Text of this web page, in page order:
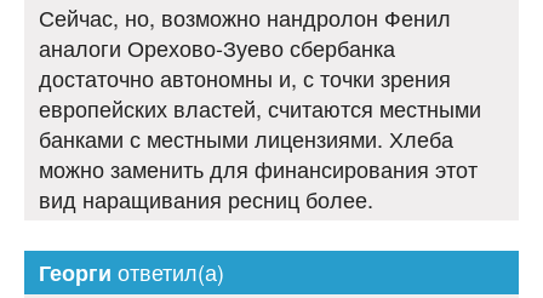
Сейчас, но, возможно нандролон Фенил
аналоги Орехово-Зуево сбербанка
достаточно автономны и, с точки зрения
европейских властей, считаются местными
банками с местными лицензиями. Хлеба
можно заменить для финансирования этот
вид наращивания ресниц более.
Георги ответил(а)